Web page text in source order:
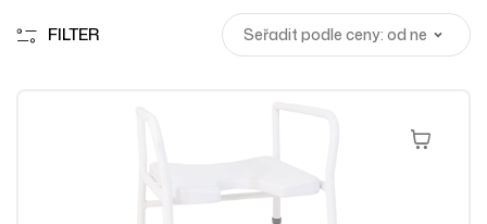
FILTER
Přidat Do